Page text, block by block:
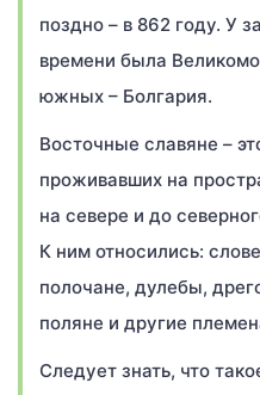
поздно – в 862 году. У
времени была
южных – Болгария.
Восточные славяне –
проживавших на
на севере и до
К ним относились:
полочане, дулебы,
поляне и другие
Следует знать, что